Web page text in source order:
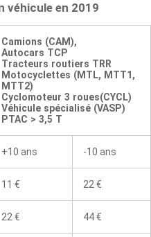
véhicule en 2019
Camions (CAM),
Autocars TCP
Tracteurs routiers TRR
Motocyclettes (MTL, MTT1,
MTT2)
Cyclomoteur 3 roues(CYCL)
Véhicule spécialisé (VASP)
PTAC > 3,5 T
+10 ans -10 ans
11 € 22 €
22 € 44 €